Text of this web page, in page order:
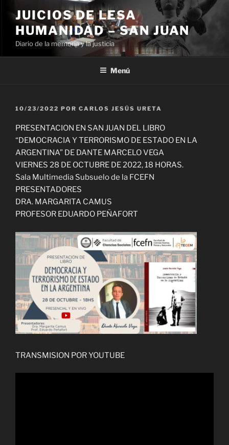
contenido
JUICIOS DE LESA
HUMANIDAD – SAN JUAN
Diario de la memoria y la justicia
Menú
PUBLICADO
10/23/2022 POR CARLOS JESÚS URETA
PRESENTACION EN SAN JUAN DEL LIBRO
“DEMOCRACIA Y TERRORISMO DE ESTADO EN LA
ARGENTINA” DE DANTE MARCELO VEGA
VIERNES 28 DE OCTUBRE DE 2022, 18 HORAS.
Sala Multimedia Subsuelo de la FCEFN
PRESENTADORES
DRA. MARGARITA CAMUS
PROFESOR EDUARDO PEÑAFORT
TRANSMISION POR YOUTUBE